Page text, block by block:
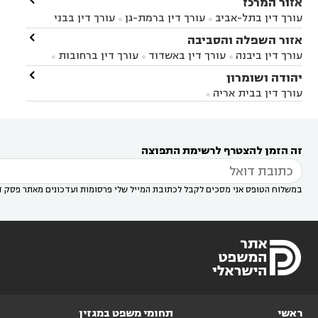
עורך דין בתל-אביב  עורך דין ברמת-גן 
עורך דין בבני
ברק עורך דין בפתח תקווה עורך דין בראשון לציון
עורך דין ברחובות עורך דין בנס ציונה
במודיעין
עורך דין בהרצליה עורך דין בחולון
עורך
דין בקרית אונו
אונו
עורך דין בבת ים
דין בשוהם 
אזור השפלה והסביבה
עורך דין ביבנה  עורך דין באשדוד  עורך דין ברחובות 
עורך דין בראשון לציון עורך דין במודיעין
עורך דין
בבאר יעקב
עורך דין בגדרה

יהודה ושומרון
עורך דין בבית אריה 

זה הזמן להצטרף לרשימת התפוצה
במשלוח הטופס אני מסכים לקבל לכתובת המייל שלי פרסומות ועדכונים מאתר פסק
ראשי תחומי משפט במגזין